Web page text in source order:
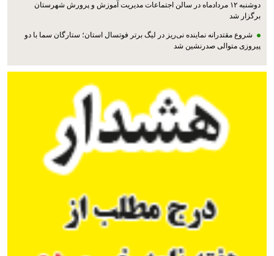
دوشنبه ۱۲ مردادماه در سالن اجتماعات مدیریت آموزش و پرورش شهرستان
برگزار شد
شروع مقتدرانه نماینده نی‌ریز در لیگ برتر فوتسال استان؛ ستارگان سما با دو
پیروزی متوالی صدرنشین شد